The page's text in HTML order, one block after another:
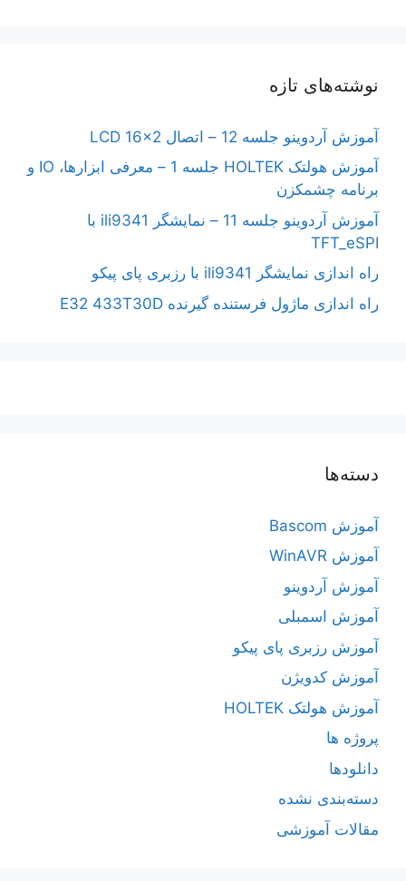
نوشته‌های تازه
آموزش آردوینو جلسه 12 – اتصال LCD 16×2
آموزش هولتک HOLTEK جلسه 1 – معرفی ابزارها، IO و
برنامه چشمکزن
آموزش آردوینو جلسه 11 – نمایشگر ili9341 با
TFT_eSPI
راه اندازی نمایشگر ili9341 با رزبری پای پیکو
راه اندازی ماژول فرستنده گیرنده E32 433T30D
دسته‌ها
آموزش Bascom
آموزش WinAVR
آموزش آردوینو
آموزش اسمبلی
آموزش رزبری پای پیکو
آموزش کدویژن
آموزش هولتک HOLTEK
پروژه ها
دانلودها
دسته‌بندی نشده
مقالات آموزشی